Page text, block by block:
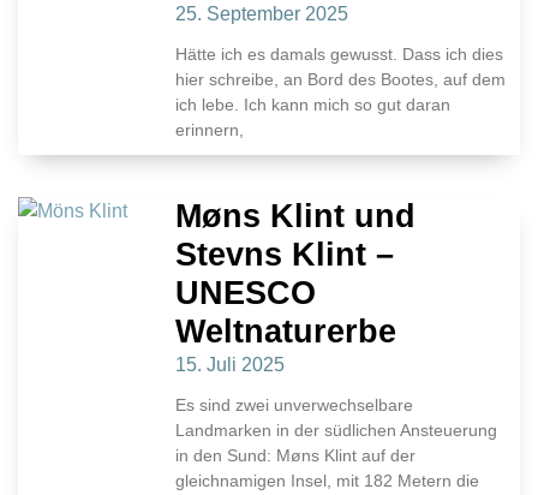
25. September 2025
Hätte ich es damals gewusst. Dass ich dies
hier schreibe, an Bord des Bootes, auf dem
ich lebe. Ich kann mich so gut daran
erinnern,
Møns Klint und
Stevns Klint –
UNESCO
Weltnaturerbe
15. Juli 2025
Es sind zwei unverwechselbare
Landmarken in der südlichen Ansteuerung
in den Sund: Møns Klint auf der
gleichnamigen Insel, mit 182 Metern die